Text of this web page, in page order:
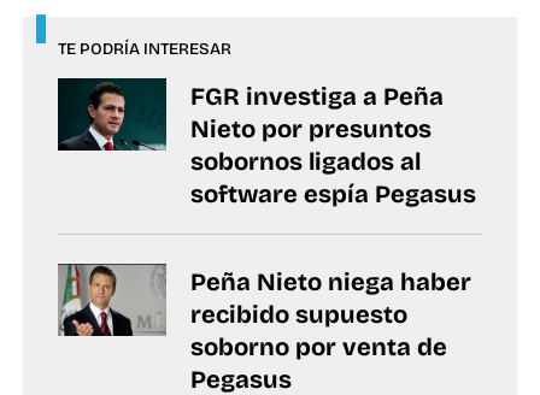
TE PODRÍA INTERESAR
FGR investiga a Peña
Nieto por presuntos
sobornos ligados al
software espía Pegasus
Peña Nieto niega haber
recibido supuesto
soborno por venta de
Pegasus